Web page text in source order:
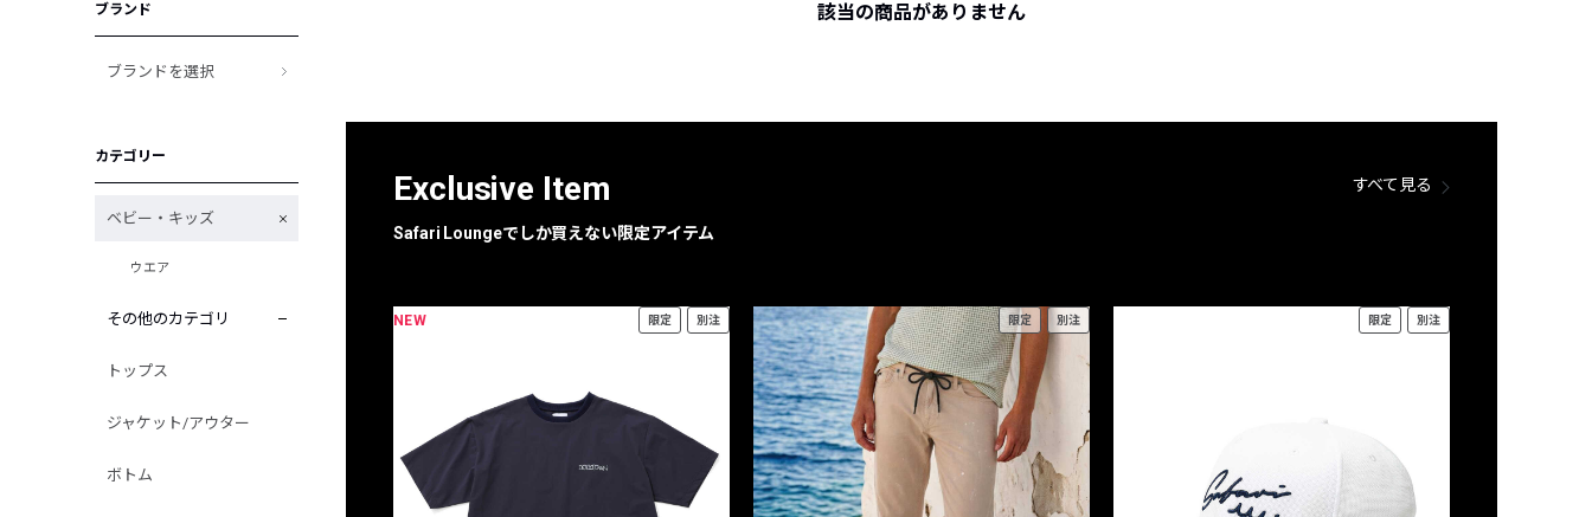
フォーカスブランド
ブランド
ブランドを選択
カテゴリー
ベビー・キッズ
ウエア
その他のカテゴリ
トップス
ジャケット/アウター
ボトム
該当の商品がありません
Exclusive Item
Safari Loungeでしか買えない限定アイテム
すべて見る
NEW 限定 別注 限定 別注 限定 別注